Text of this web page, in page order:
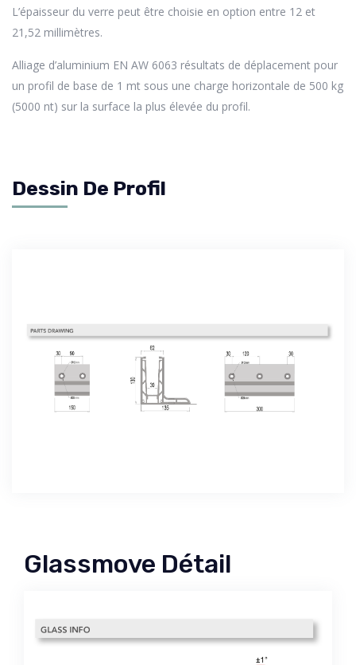
L’épaisseur du verre peut être choisie en option entre 12 et
21,52 millimètres.
Alliage d’aluminium EN AW 6063 résultats de déplacement pour
un profil de base de 1 mt sous une charge horizontale de 500 kg
(5000 nt) sur la surface la plus élevée du profil.
Dessin De Profil
Glassmove Détail